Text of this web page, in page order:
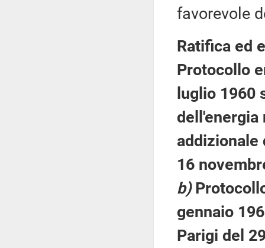
favorevole
Ratifica ed
Protocollo
luglio 1960
dell'energia
addizionale
16
b)
gennaio
Parigi del